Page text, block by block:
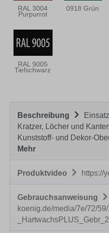
RAL 3004
Purpurrot
0918 Grün
RAL 9005
Tiefschwarz
Beschreibung
Kratzer, Löcher und
Kunststoff- und Dekor-
Mehr
Produktvideo https://
Gebrauchsanweisung
koenig.de/media/7e/72/